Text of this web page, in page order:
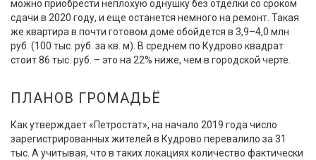
можно приобрести неплохую однушку без отделки со сроком
сдачи в 2020 году, и еще останется немного на ремонт. Такая
же квартира в почти готовом доме обойдется в 3,9–4,0 млн
руб. (100 тыс. руб. за кв. м). В среднем по Кудрово квадрат
стоит 86 тыс. руб. – это на 22% ниже, чем в городской черте.
ПЛАНОВ ГРОМАДЬЁ
Как утверждает «Петростат», на начало 2019 года число
зарегистрированных жителей в Кудрово перевалило за 31
тыс. А учитывая, что в таких локациях количество фактически